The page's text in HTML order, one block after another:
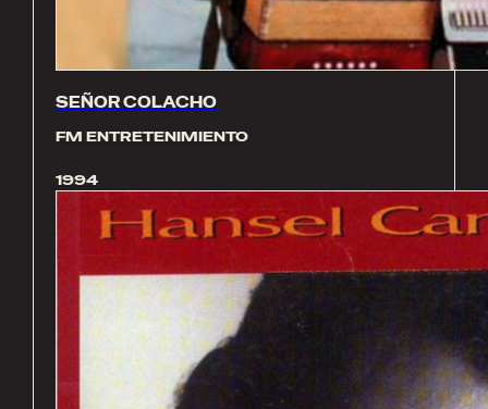
SEÑOR COLACHO
FM ENTRETENIMIENTO
1994